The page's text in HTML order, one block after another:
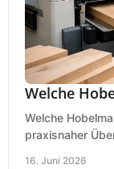
Welche
Welche
praxisnaher
16. Juni 2026